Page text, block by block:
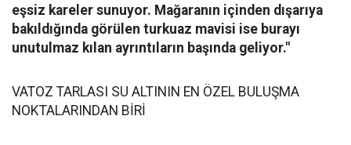
eşsiz kareler sunuyor. Mağaranın içinden dışarıya
bakıldığında görülen turkuaz mavisi ise burayı
unutulmaz kılan ayrıntıların başında geliyor."
VATOZ TARLASI SU ALTININ EN ÖZEL BULUŞMA
NOKTALARINDAN BİRİ